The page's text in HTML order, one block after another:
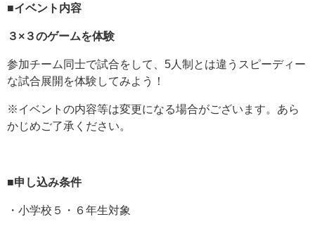
■イベント内容
３×３のゲームを体験
参加チーム同士で試合をして、5人制とは違うスピーディー
な試合展開を体験してみよう！
※イベントの内容等は変更になる場合がございます。あら
かじめご了承ください。
■申し込み条件
・小学校５・６年生対象